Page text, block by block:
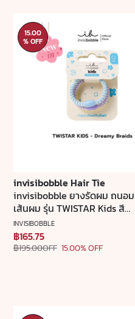
invisibobble Hair Tie
invisibobble ยางรัดผม ถนอม
เส้นผม รุ่น TWISTAR Kids สี
Dreamy Braids (1 กล่องบรรจุ 3
ชิ้น)
INVISIBOBBLE
฿165.75
฿195.00OFF 15.00% OFF
15.00
% OFF